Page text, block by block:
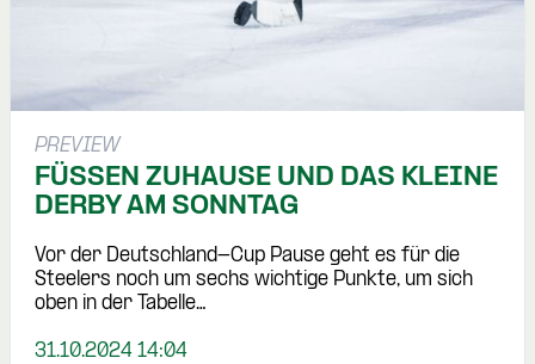
PREVIEW
FÜSSEN ZUHAUSE UND DAS KLEINE
DERBY AM SONNTAG
Vor der Deutschland-Cup Pause geht es für die
Steelers noch um sechs wichtige Punkte, um sich
oben in der Tabelle…
31.10.2024 14:04